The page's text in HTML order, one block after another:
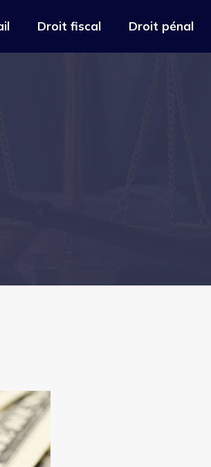
Droit fiscal Droit pénal